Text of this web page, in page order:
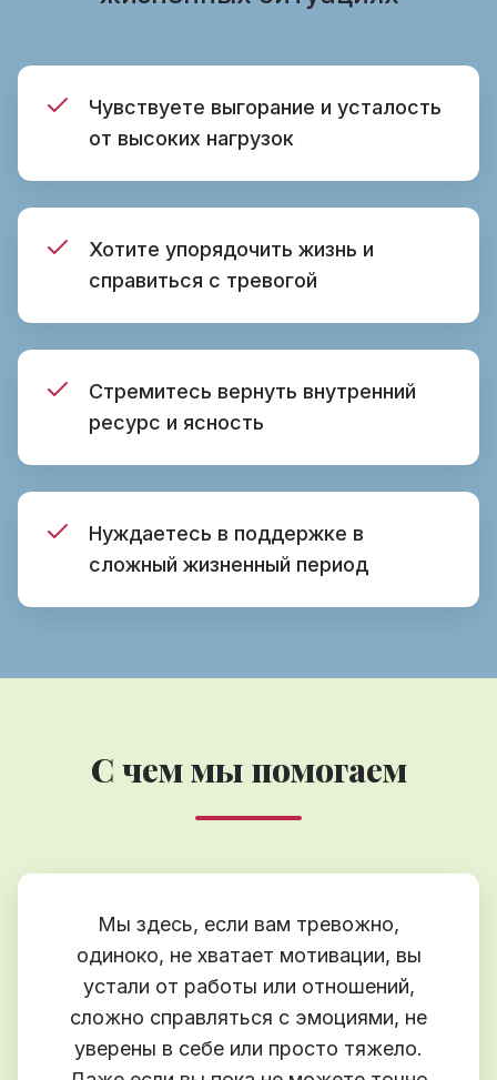
Чувствуете выгорание и усталость
от высоких нагрузок
Хотите упорядочить жизнь и
справиться с тревогой
Стремитесь вернуть внутренний
ресурс и ясность
Нуждаетесь в поддержке в
сложный жизненный период
С чем мы помогаем
Мы здесь, если вам тревожно,
одиноко, не хватает мотивации, вы
устали от работы или отношений,
сложно справляться с эмоциями, не
уверены в себе или просто тяжело.